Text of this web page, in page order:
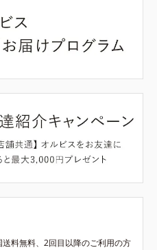
料無料、2回目以降のご利用の方